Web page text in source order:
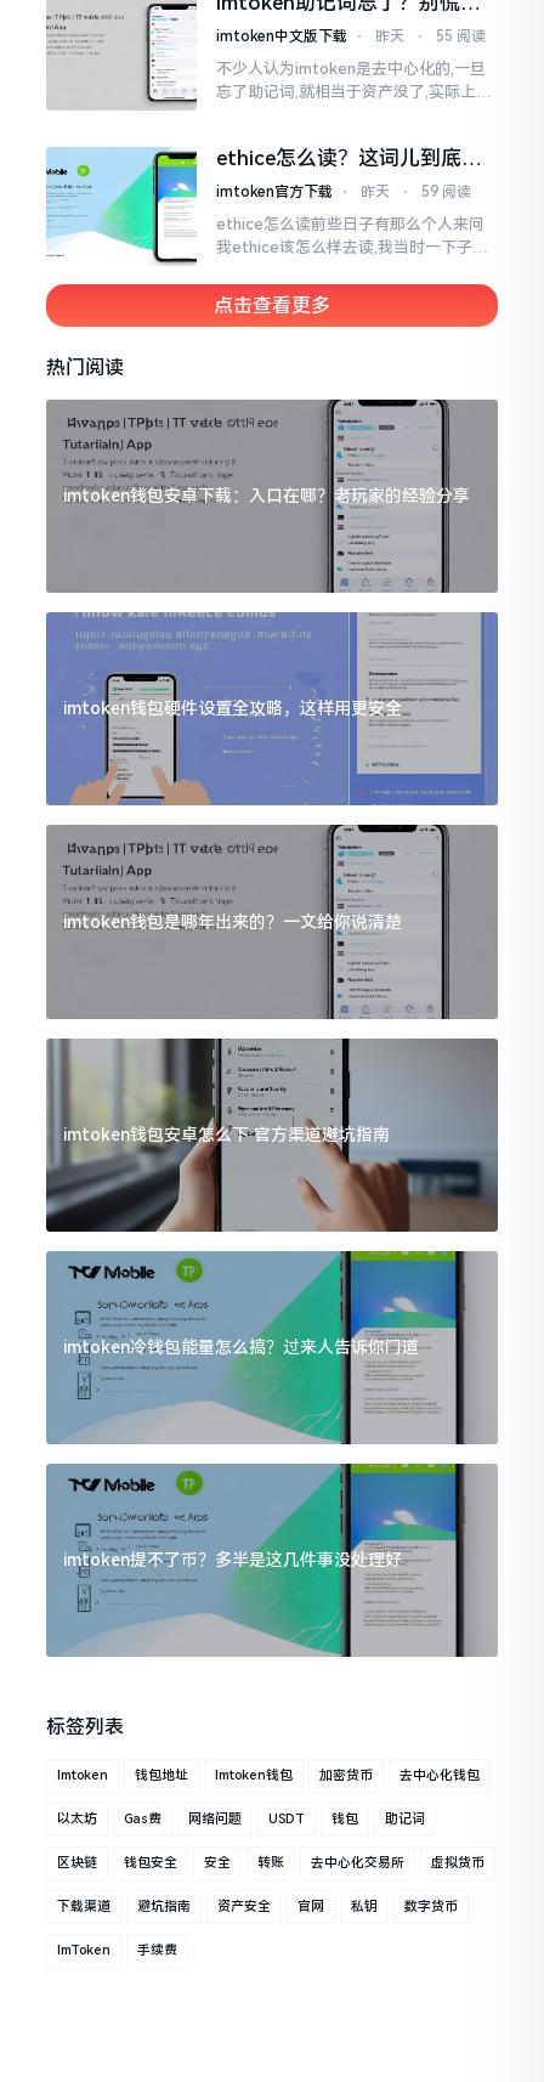
李鹏
这招能救你
imtoken中文版下载 ⋅ 昨天 ⋅ 55 阅读
不少人认为imtoken是去中心化的,一旦
忘了助记词,就相当于资产没了,实际上这
于网络连接状态
ethice怎么读？这词儿到底念
啥，别搞错了
imtoken官方下载 ⋅ 昨天 ⋅ 59 阅读
ethice怎么读前些日子有那么个人来问
我ethice该怎么样去读,我当时一下子就
着模样感觉像是ethics（伦理学）,不过
呢拼写方面却少了一个字母
点击查看更多
热门阅读
imtoken钱包安卓下载：入口在哪？老玩家的经验分享
imtoken钱包硬件设置全攻略，这样用更安全
imtoken钱包是哪年出来的？一文给你说清楚
imtoken钱包安卓怎么下 官方渠道避坑指南
imtoken冷钱包能量怎么搞？过来人告诉你门道
imtoken提不了币？多半是这几件事没处理好
标签列表
Imtoken 钱包地址 Imtoken钱包 加密货币 去中心化钱包
以太坊 Gas费 网络问题 USDT 钱包 助记词
区块链 钱包安全 安全 转账 去中心化交易所 虚拟货币
下载渠道 避坑指南 资产安全 官网 私钥 数字货币
ImToken 手续费